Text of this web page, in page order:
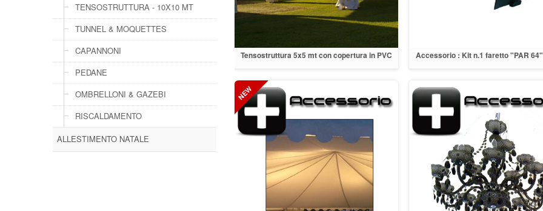
TENSOSTRUTTURA - 10X10 MT
TUNNEL & MOQUETTES
CAPANNONI
PEDANE
OMBRELLONI & GAZEBI
RISCALDAMENTO
ALLESTIMENTO NATALE
Tensostruttura 5x5 mt con copertura in PVC
Accessorio : Kit n.1 faretto "PAR